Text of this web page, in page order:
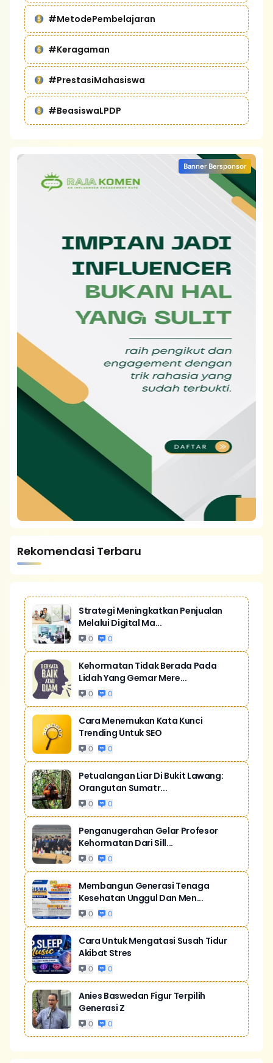
#MetodePembelajaran
#Keragaman
#PrestasiMahasiswa
#BeasiswaLPDP
Banner Bersponsor
Rekomendasi Terbaru
Strategi Meningkatkan Penjualan
Melalui Digital Ma...
0 0
Kehormatan Tidak Berada Pada
Lidah Yang Gemar Mere...
0 0
Cara Menemukan Kata Kunci
Trending Untuk SEO
0 0
Petualangan Liar Di Bukit Lawang:
Orangutan Sumatr...
0 0
Penganugerahan Gelar Profesor
Kehormatan Dari Sill...
0 0
Membangun Generasi Tenaga
Kesehatan Unggul Dan Men...
0 0
Cara Untuk Mengatasi Susah Tidur
Akibat Stres
0 0
Anies Baswedan Figur Terpilih
Generasi Z
0 0